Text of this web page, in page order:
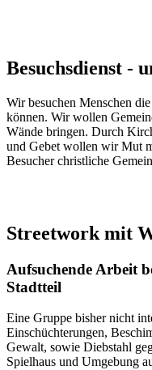
Besuchsdienst -
Wir besuchen Menschen
können. Wir wollen
Wände bringen. Durch
und Gebet wollen wir Mut
Besucher christliche
Streetwork mit
Aufsuchende Arbeit
Stadtteil
Eine Gruppe bisher nicht
Einschüchterungen,
Gewalt, sowie Diebstahl
Spielhaus und Umgebung